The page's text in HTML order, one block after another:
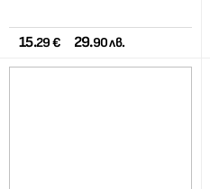
15.29 € 29.90 лв.